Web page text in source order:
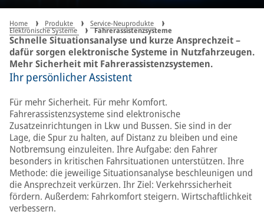
Home Produkte Service-Neuprodukte
Elektronische Systeme Fahrerassistenzsysteme
Schnelle Situationsanalyse und kurze Ansprechzeit –
dafür sorgen elektronische Systeme in Nutzfahrzeugen.
Mehr Sicherheit mit Fahrerassistenzsystemen.
Ihr persönlicher Assistent
Für mehr Sicherheit. Für mehr Komfort.
Fahrerassistenzsysteme sind elektronische
Zusatzeinrichtungen in Lkw und Bussen. Sie sind in der
Lage, die Spur zu halten, auf Distanz zu bleiben und eine
Notbremsung einzuleiten. Ihre Aufgabe: den Fahrer
besonders in kritischen Fahrsituationen unterstützen. Ihre
Methode: die jeweilige Situationsanalyse beschleunigen und
die Ansprechzeit verkürzen. Ihr Ziel: Verkehrssicherheit
fördern. Außerdem: Fahrkomfort steigern. Wirtschaftlichkeit
verbessern.